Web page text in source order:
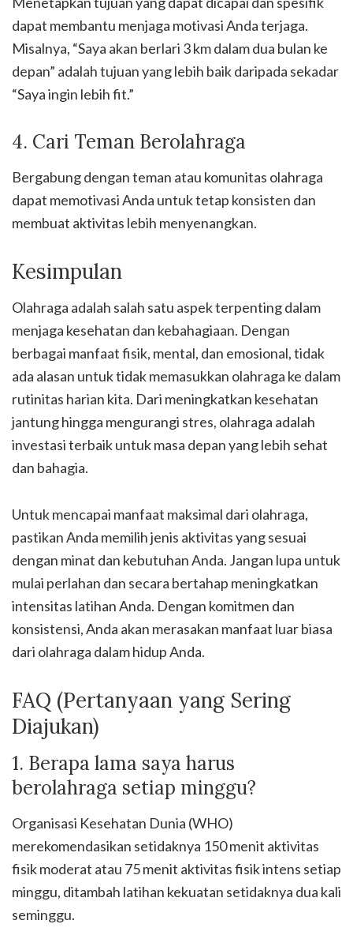
dapat membantu menjaga motivasi Anda terjaga.
Misalnya, “Saya akan berlari 3 km dalam dua bulan ke
depan” adalah tujuan yang lebih baik daripada sekadar
“Saya ingin lebih fit.”
4. Cari Teman Berolahraga
Bergabung dengan teman atau komunitas olahraga
dapat memotivasi Anda untuk tetap konsisten dan
membuat aktivitas lebih menyenangkan.
Kesimpulan
Olahraga adalah salah satu aspek terpenting dalam
menjaga kesehatan dan kebahagiaan. Dengan
berbagai manfaat fisik, mental, dan emosional, tidak
ada alasan untuk tidak memasukkan olahraga ke dalam
rutinitas harian kita. Dari meningkatkan kesehatan
jantung hingga mengurangi stres, olahraga adalah
investasi terbaik untuk masa depan yang lebih sehat
dan bahagia.
Untuk mencapai manfaat maksimal dari olahraga,
pastikan Anda memilih jenis aktivitas yang sesuai
dengan minat dan kebutuhan Anda. Jangan lupa untuk
mulai perlahan dan secara bertahap meningkatkan
intensitas latihan Anda. Dengan komitmen dan
konsistensi, Anda akan merasakan manfaat luar biasa
dari olahraga dalam hidup Anda.
FAQ (Pertanyaan yang Sering
Diajukan)
1. Berapa lama saya harus
berolahraga setiap minggu?
Organisasi Kesehatan Dunia (WHO)
merekomendasikan setidaknya 150 menit aktivitas
fisik moderat atau 75 menit aktivitas fisik intens setiap
minggu, ditambah latihan kekuatan setidaknya dua kali
seminggu.